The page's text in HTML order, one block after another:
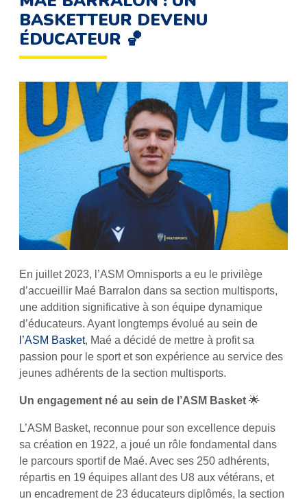
BASKETTEUR DEVENU
ÉDUCATEUR 🏀
En juillet 2023, l’ASM Omnisports a eu le privilège
d’accueillir Maé Barralon dans sa section multisports,
une addition significative à son équipe dynamique
d’éducateurs. Ayant longtemps évolué au sein de
l’ASM Basket, Maé a décidé de mettre à profit sa
passion pour le sport et son expérience au service des
jeunes adhérents de la section multisports.
Un engagement né au sein de l’ASM Basket 🌟
L’ASM Basket, reconnue pour son excellence depuis
sa création en 1922, a joué un rôle fondamental dans
le parcours sportif de Maé. Avec ses 250 adhérents,
répartis en 19 équipes allant des U8 aux vétérans, et
un encadrement de 23 éducateurs diplômés, la section